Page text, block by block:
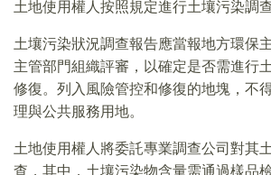
土地使用權人按照規定進行土壤污染調查
土壤污染狀況調查報告應當報地方環保
主管部門組織評審，以確定是否需進行
修復。列入風險管控和修復的地塊，不
理與公共服務用地。
土地使用權人將委託專業調查公司對其
查，其中，土壤污染物含量需通過樣品